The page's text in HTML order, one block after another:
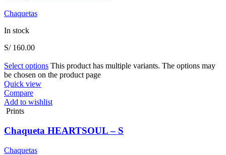
Chaquetas
In stock
S/160.00
Select options This product has multiple variants. The options may
be chosen on the product page
Quick view
Compare
Add to wishlist
Prints
Chaqueta HEARTSOUL – S
Chaquetas